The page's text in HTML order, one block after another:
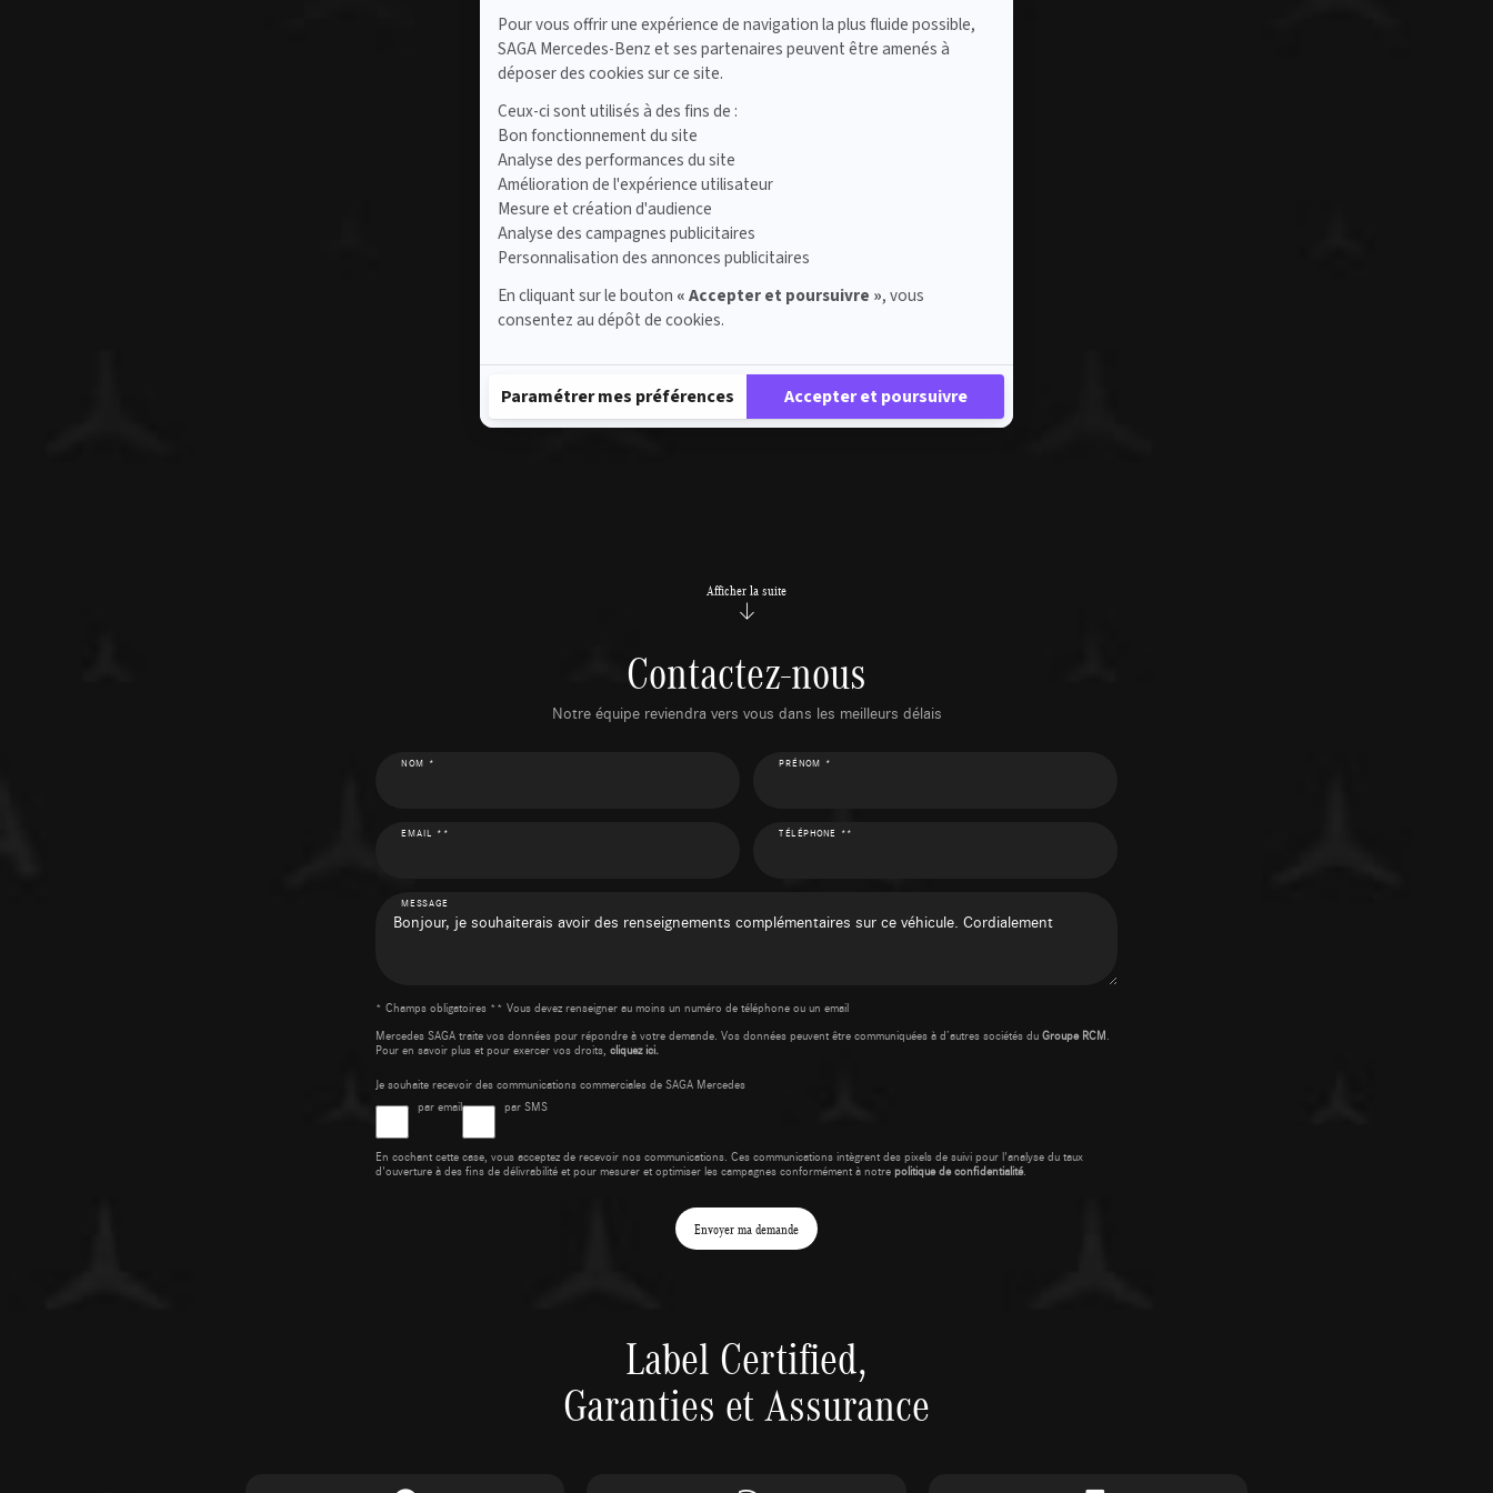
Pour vous offrir une expérience de navigation la plus fluide possible,
SAGA Mercedes-Benz et ses partenaires peuvent être amenés à
déposer des cookies sur ce site.
Ceux-ci sont utilisés à des fins de :
Bon fonctionnement du site
Analyse des performances du site
Amélioration de l'expérience utilisateur
Mesure et création d'audience
Analyse des campagnes publicitaires
Personnalisation des annonces publicitaires
En cliquant sur le bouton « Accepter et poursuivre », vous
consentez au dépôt de cookies.
Paramétrer mes préférences Accepter et poursuivre
Afficher la suite
Contactez-nous
Notre équipe reviendra vers vous dans les meilleurs délais
NOM * PRÉNOM *
EMAIL ** TÉLÉPHONE **
MESSAGE
* Champs obligatoires ** Vous devez renseigner au moins un numéro de téléphone ou un email
Mercedes SAGA traite vos données pour répondre à votre demande. Vos données peuvent être communiquées à d’autres sociétés du Groupe RCM.
Pour en savoir plus et pour exercer vos droits, cliquez ici.
Je souhaite recevoir des communications commerciales de SAGA Mercedes
par email
par SMS
En cochant cette case, vous acceptez de recevoir nos communications. Ces communications intègrent des pixels de suivi pour l'analyse du taux
d'ouverture à des fins de délivrabilité et pour mesurer et optimiser les campagnes conformément à notre politique de confidentialité.
Envoyer ma demande
Label Certified,
Garanties et Assurance